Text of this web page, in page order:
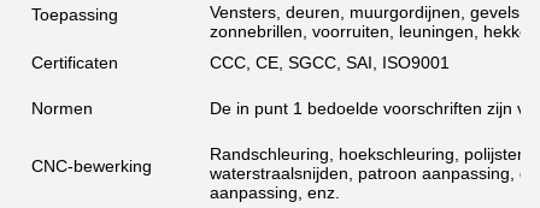
Toepassing
Vensters, deuren, muurgordijnen, gevels,
zonnebrillen, voorruiten, leuningen,
Certificaten
CCC, CE, SGCC, SAI, ISO9001
Normen De in punt 1 bedoelde voorschriften zijn
CNC-bewerking
Randschleuring, hoekschleuring,
waterstraalsnijden, patroon aanpassing,
aanpassing, enz.